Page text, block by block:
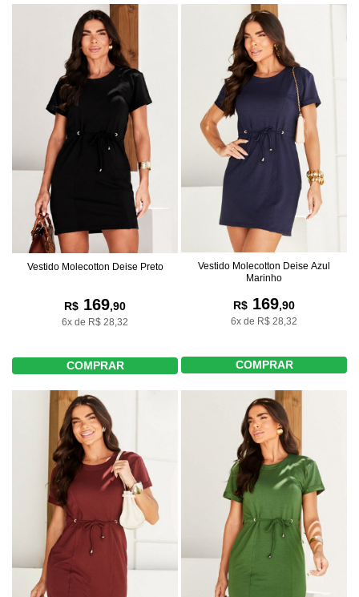
Vestido Molecotton Deise Preto
R$ 169,90
6x de R$ 28,32
COMPRAR
Vestido Molecotton Deise Azul
Marinho
R$ 169,90
6x de R$ 28,32
COMPRAR